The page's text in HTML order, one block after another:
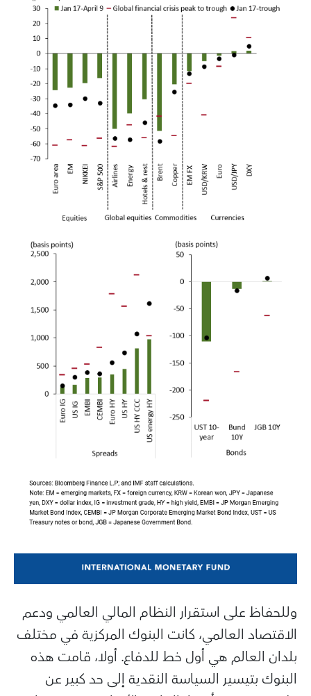
وللحفاظ على استقرار النظام المالي العالمي ودعم
الاقتصاد العالمي، كانت البنوك المركزية في مختلف
بلدان العالم هي أول خط للدفاع. أولا، قامت هذه
البنوك بتيسير السياسة النقدية إلى حد كبير عن